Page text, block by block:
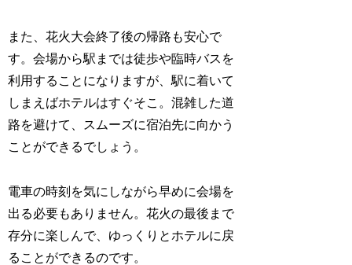
また、花火大会終了後の帰路も安心で
す。会場から駅までは徒歩や臨時バスを
利用することになりますが、駅に着いて
しまえばホテルはすぐそこ。混雑した道
路を避けて、スムーズに宿泊先に向かう
ことができるでしょう。
電車の時刻を気にしながら早めに会場を
出る必要もありません。花火の最後まで
存分に楽しんで、ゆっくりとホテルに戻
ることができるのです。